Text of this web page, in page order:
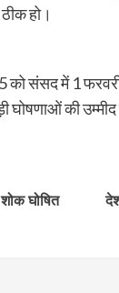
हो।
को संसद में 1
घोषणाओं की उम्मीद
घोषित